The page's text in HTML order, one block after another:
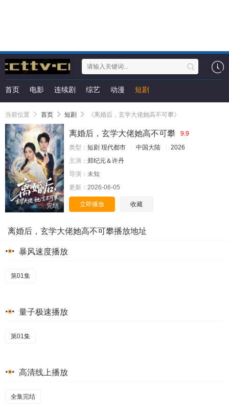
首页 电影 连续剧 综艺 动漫 短剧
当前位置 首页 短剧 《离婚后，玄学大佬她高不可攀》
完结
离婚后，玄学大佬她高不可攀
9.9
类型： 短剧 现代都市 中国大陆
2026
主演： 郑纪元＆许丹
导演： 未知
更新： 2026-06-05
立即播放 收藏
离婚后，玄学大佬她高不可攀播放地址
暴风速度播放
第01集
量子极速播放
第01集
高清线上播放
全集完结